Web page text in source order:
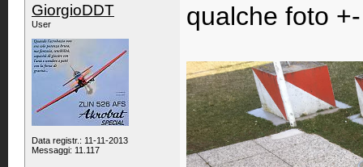
GiorgioDDT
User
Data registr.: 11-11-2013
Messaggi: 11.117
qualche foto